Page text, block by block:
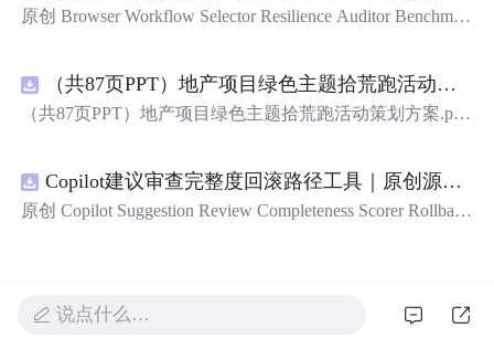
原创 Browser Workflow Selector Resilience Auditor Benchmar
建立固定样本、权重和验收区间，比较不同批次的准确
率、覆盖率与效率；本地网页、JSON/HTML/SVG报告、
图、README、运行说明、MIT License及原创授权声明。
适合开发者进行工程预检、质量审查和交付复核；Node.js
18+可直接运行，零第三方运行依赖。
（共87页PPT）地产项目绿色主题拾荒跑活动策划方案.pptx
（共87页PPT）地产项目绿色主题拾荒跑活动策划方案.ppt
Copilot建议审查完整度回滚路径工具｜原创源码+测试+离线报告
原创 Copilot Suggestion Review Completeness Scorer Rollback
成状态建图；本地网页、JSON/HTML/SVG报告、测试与
示例。压缩包包含完整源码、3项自动化测试、可复现示
说点什么…